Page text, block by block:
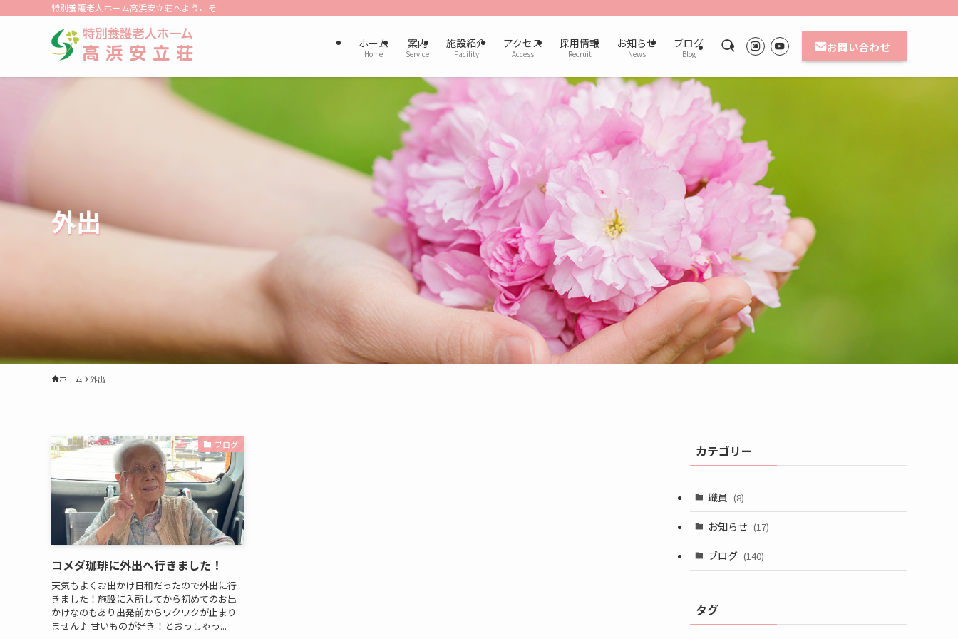
特別養護老人ホーム高浜安立荘へようこそ
ホーム
Home
案内
Service
施設紹介
Facility
アクセス
Access
採用情報
Recruit
お知らせ
News
ブログ
Blog お問い合わせ
外出
ホーム 外出
ブログ
コメダ珈琲に外出へ行きました！
天気もよくお出かけ日和だったので外出に行
きました！施設に入所してから初めてのお出
かけなのもあり出発前からワクワクが止まり
ません♪ 甘いものが好き！とおっしゃっ...
カテゴリー
職員 (8)
お知らせ (17)
ブログ (140)
タグ